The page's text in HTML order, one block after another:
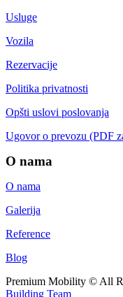
Usluge
Vozila
Rezervacije
Politika privatnosti
Opšti uslovi poslovanja
Ugovor o prevozu (PDF
O nama
O nama
Galerija
Reference
Blog
Premium Mobility © All
Building Team